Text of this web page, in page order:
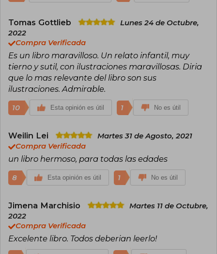
Tomas Gottlieb
Lunes 24 de Octubre,
2022
Compra Verificada
Es un libro maravilloso. Un relato infantil, muy
tierno y sutil, con ilustraciones maravillosas. Diria
que lo mas relevante del libro son sus
ilustraciones. Admirable.
10 Esta opinión es útil 1 No es útil
Weilin Lei
Martes 31 de Agosto, 2021
Compra Verificada
un libro hermoso, para todas las edades
8 Esta opinión es útil 1 No es útil
Jimena Marchisio
Martes 11 de Octubre,
2022
Compra Verificada
Excelente libro. Todos deberian leerlo!